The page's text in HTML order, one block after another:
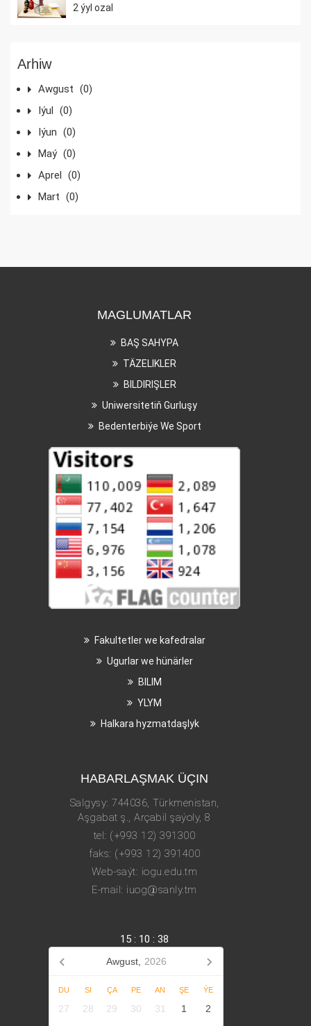
2 ýyl ozal
Arhiw
Awgust (0)
Iýul (0)
Iýun (0)
Maý (0)
Aprel (0)
Mart (0)
MAGLUMATLAR
BAŞ SAHYPA
TÄZELIKLER
BILDIRIŞLER
Uniwersitetiň Gurluşy
Bedenterbiýe We Sport
Fakultetler we kafedralar
Ugurlar we hünärler
BILIM
YLYM
Halkara hyzmatdaşlyk
HABARLAŞMAK ÜÇIN
Salgysy: 744036, Türkmenistan,
Aşgabat ş., Arçabil şaýoly, 8
tel: (+993 12) 391300
faks: (+993 12) 391400
Web-saýt: iogu.edu.tm
E-mail: iuog@sanly.tm
15 : 10 : 39
Awgust, 2026
DU SI ÇA PE AN ŞE ÝE
27 28 29 30 31 1
2